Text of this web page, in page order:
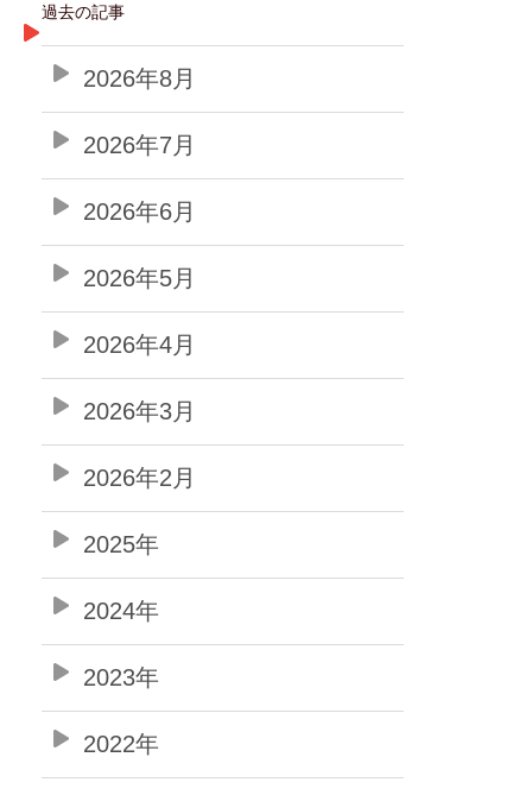
過去の記事
2026年8月
2026年7月
2026年6月
2026年5月
2026年4月
2026年3月
2026年2月
2025年
2024年
2023年
2022年